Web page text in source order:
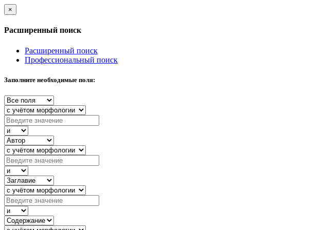
×
Расширенный поиск
Расширенный поиск
Профессиональный поиск
Заполните необходимые поля: